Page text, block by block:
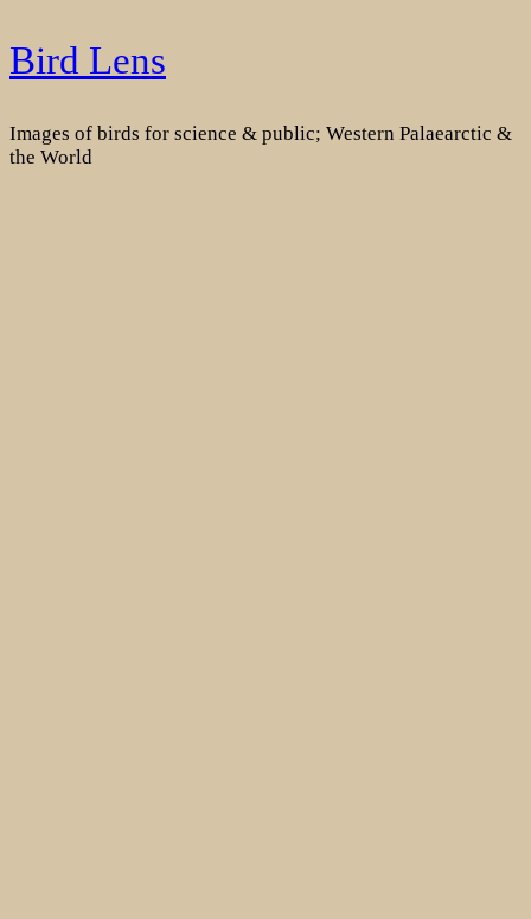
Skip
to
Bird Lens
Images of birds for science & public; Western Palaearctic &
the World